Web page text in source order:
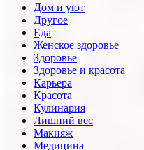
Дом и уют
Другое
Еда
Женское здоровье
Здоровье
Здоровье и красота
Карьера
Красота
Кулинария
Лишний вес
Макияж
Медицина